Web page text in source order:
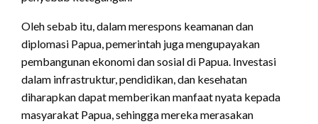
Oleh sebab itu, dalam merespons keamanan dan
diplomasi Papua, pemerintah juga mengupayakan
pembangunan ekonomi dan sosial di Papua. Investasi
dalam infrastruktur, pendidikan, dan kesehatan
diharapkan dapat memberikan manfaat nyata kepada
masyarakat Papua, sehingga mereka merasakan